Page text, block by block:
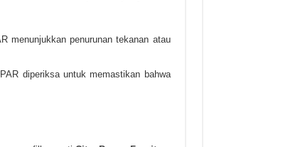
menunjukkan penurunan tekanan atau
diperiksa untuk memastikan bahwa